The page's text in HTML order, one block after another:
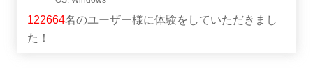
122664名のユーザー様に体験をしていただきまし
た！